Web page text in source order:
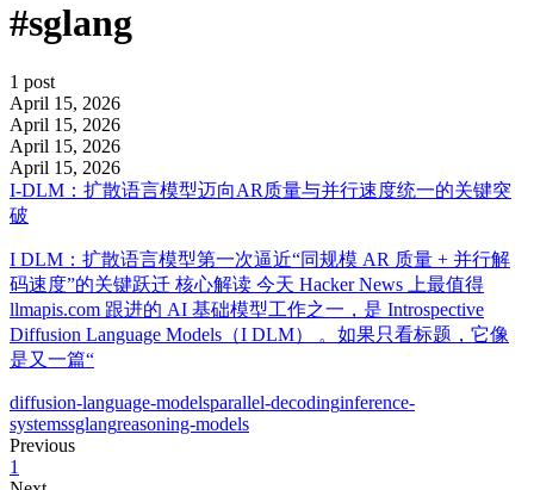
#sglang
1 post
April 15, 2026
April 15, 2026
April 15, 2026
April 15, 2026
I-DLM：扩散语言模型迈向AR质量与并行速度统一的关键突
破
I DLM：扩散语言模型第一次逼近“同规模 AR 质量 + 并行解
码速度”的关键跃迁 核心解读 今天 Hacker News 上最值得
llmapis.com 跟进的 AI 基础模型工作之一，是 Introspective
Diffusion Language Models（I DLM） 。如果只看标题，它像
是又一篇“
diffusion-language-modelsparallel-decodinginference-
systemssglangreasoning-models
Previous
1